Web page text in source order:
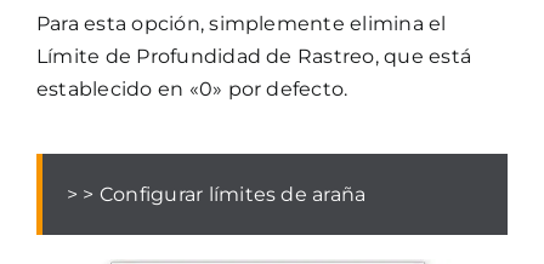
Para esta opción, simplemente elimina el
Límite de Profundidad de Rastreo, que está
establecido en «0» por defecto.
> > Configurar límites de araña